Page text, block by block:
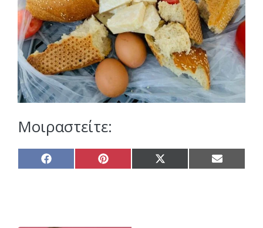
Μοιραστείτε:
Share
on
Share
on
Share
on
Share
on